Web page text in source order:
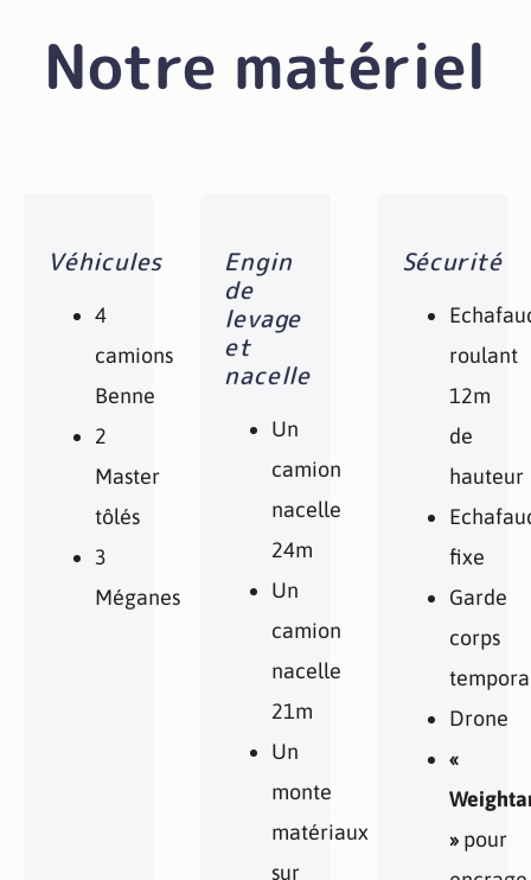
Notre matériel
Véhicules
4
camions
Benne
2
Master
tôlés
3
Méganes
Engin
de
levage
et
nacelle
Un
camion
nacelle
24m
Un
camion
nacelle
21m
Un
monte
matériaux
sur
Sécurité
roulant
12m
de
hauteur
fixe
Garde
corps
Drone
«
»pour